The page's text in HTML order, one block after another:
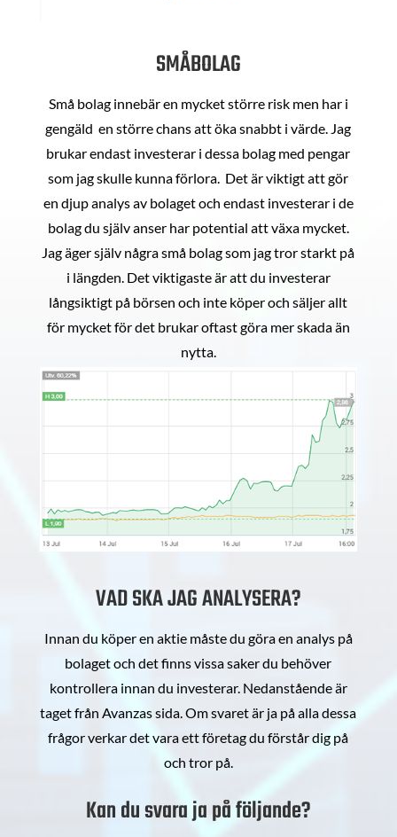
SMÅBOLAG
Små bolag innebär en mycket större risk men har i
gengäld en större chans att öka snabbt i värde. Jag
brukar endast investerar i dessa bolag med pengar
som jag skulle kunna förlora. Det är viktigt att gör
en djup analys av bolaget och endast investerar i de
bolag du själv anser har potential att växa mycket.
Jag äger själv några små bolag som jag tror starkt på
i längden. Det viktigaste är att du investerar
långsiktigt på börsen och inte köper och säljer allt
för mycket för det brukar oftast göra mer skada än
nytta.
VAD SKA JAG ANALYSERA?
Innan du köper en aktie måste du göra en analys på
bolaget och det finns vissa saker du behöver
kontrollera innan du investerar. Nedanstående är
taget från Avanzas sida. Om svaret är ja på alla dessa
frågor verkar det vara ett företag du förstår dig på
och tror på.
Kan du svara ja på följande?